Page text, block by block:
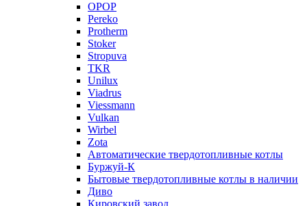
OPOP
Pereko
Protherm
Stoker
Stropuva
TKR
Unilux
Viadrus
Viessmann
Vulkan
Wirbel
Zota
Автоматические твердотопливные котлы
Буржуй-К
Бытовые твердотопливные котлы в наличии
Диво
Кировский завод